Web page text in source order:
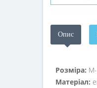
Опис
Розміра:
Матеріал: